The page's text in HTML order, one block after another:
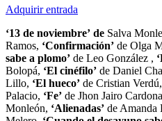
Adquirir entrada
‘13 de noviembre’ de Salva
Ramos, ‘Confirmación’ de Olga
sabe a plomo’ de Leo González , ‘
Bolopá, ‘El cinéfilo’ de Daniel
Lillo, ‘El hueco’ de Cristian Verdú,
Palacio, ‘Fe’ de Jhon Jairo
Monleón, ‘Alienadas’ de Amanda